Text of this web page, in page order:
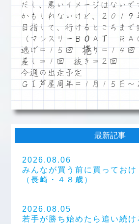
だし、悪いイメージはないで
かもしれないけど、２０１
目指して、行けるところまで
（マンスリーＢОＡТ ＲＡ
逃げ＝１５回 捲り＝１４
差し＝１回 抜き＝２回
今週の出走予定
ＧⅠ芦屋周年＝１月１５日～
最新記事
2026.08.06
みんなが買う前に買ってお
（長崎・４８歳）
2026.08.05
若手が勝ち始めたら追い続け